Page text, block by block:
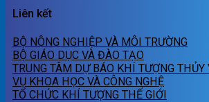
Liên kết
BỘ NÔNG NGHIỆP VÀ MÔI TRƯỜNG
BỘ GIÁO DỤC VÀ ĐÀO TẠO
TRUNG TÂM DỰ BÁO KHÍ TƯỢNG THỦY
VỤ KHOA HỌC VÀ CÔNG NGHỆ
TỔ CHỨC KHÍ TƯỢNG THẾ GIỚI